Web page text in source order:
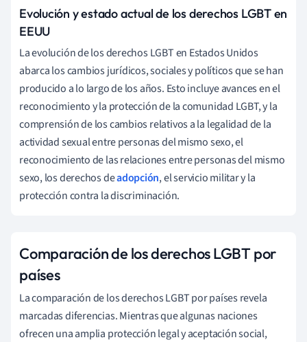
Evolución y estado actual de los derechos LGBT en
EEUU
La evolución de los derechos LGBT en Estados Unidos
abarca los cambios jurídicos, sociales y políticos que se han
producido a lo largo de los años. Esto incluye avances en el
reconocimiento y la protección de la comunidad LGBT, y la
comprensión de los cambios relativos a la legalidad de la
actividad sexual entre personas del mismo sexo, el
reconocimiento de las relaciones entre personas del mismo
sexo, los derechos deadopción, el servicio militar y la
protección contra la discriminación.
Comparación de los derechos LGBT por
países
La comparación de los derechos LGBT por países revela
marcadas diferencias. Mientras que algunas naciones
ofrecen una amplia protección legal y aceptación social,